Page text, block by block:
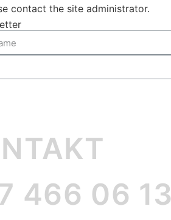
contact the site administrator.
466 06 13